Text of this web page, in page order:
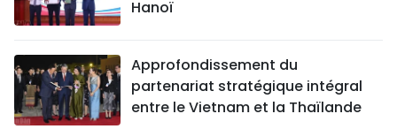
Hanoï
Approfondissement du
partenariat stratégique intégral
entre le Vietnam et la Thaïlande